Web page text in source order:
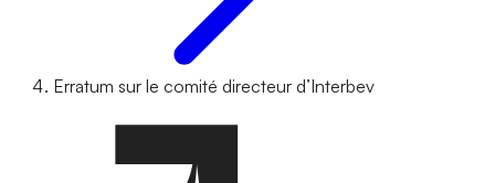
Erratum sur le comité directeur d’Interbev